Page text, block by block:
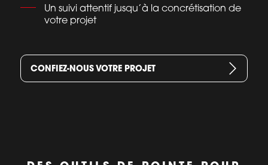
Un suivi attentif jusqu’à la concrétisation de
votre projet
CONFIEZ-NOUS VOTRE PROJET